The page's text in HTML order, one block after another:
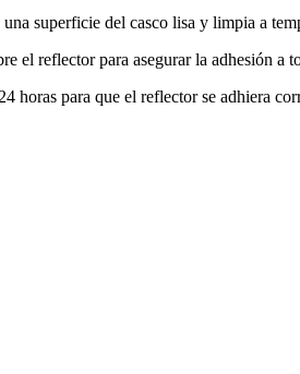
superficie del casco lisa y limpia a
el reflector para asegurar la adhesión a
horas para que el reflector se adhiera